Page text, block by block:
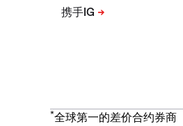
*全球第一的差价合约券商